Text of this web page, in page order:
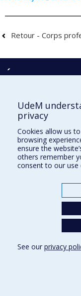
Retour - Corps
École
École d'architecture
École de design
Faculté de l'aménagement
Cookie Settings
UdeM
privacy
Cookies allow us
browsing
ensure the
others remember
consent to our
See our privacy